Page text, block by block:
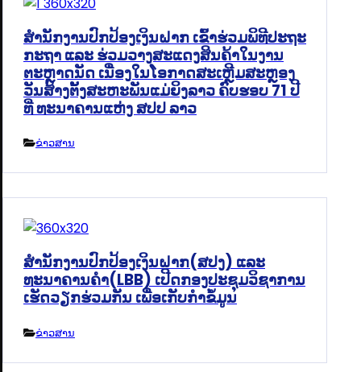
ສຳນັກງານປົກປ້ອງເງິນຝາກ ເຂົ້າຮ່ວມພິທີປະຖະ
ກະຖາ ແລະ ຮ່ວມວາງສະແດງສິນຄ້າໃນງານ
ຕະຫຼາດນັດ ເນື່ອງໃນໂອກາດສະເຫຼີມສະຫຼອງ
ວັນສ້າງຕັ້ງສະຫະພັນແມ່ຍິງລາວ ຄົບຮອບ 71 ປີ
ທີ່ ທະນາຄານແຫ່ງ ສປປ ລາວ
ຂ່າວສານ
ສຳນັກງານປົກປ້ອງເງິນຝາກ(ສປງ) ແລະ
ທະນາຄານຄຳ(LBB) ເປີດກອງປະຊຸມວິຊາການ
ເຮັດວຽກຮ່ວມກັນ ເພື່ອເກັບກຳຂໍ້ມູນ
ຂ່າວສານ